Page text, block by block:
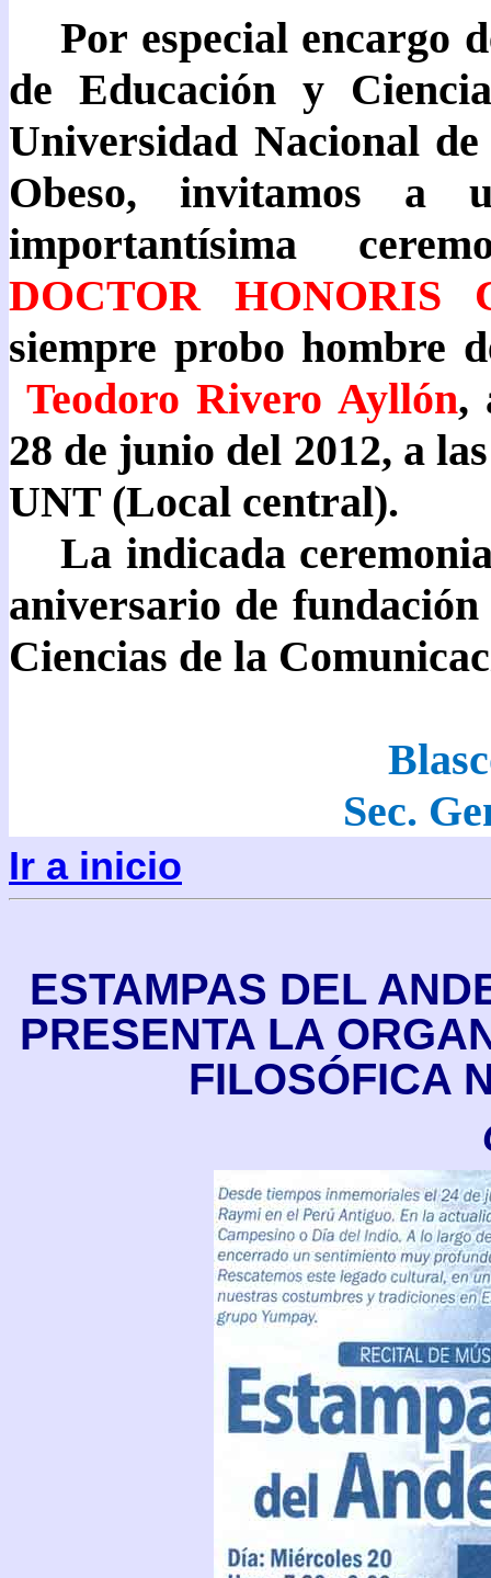
Por especial encargo
de Educación y
Universidad Nacional
Obeso, invitamos a
importantísima
DOCTOR HONORIS
siempre probo hombre
Teodoro Rivero Ayllón,
28 de junio del 2012, a
UNT (Local central).
La indicada
aniversario de
Ciencias de la
Sec.
Ir a inicio
ESTAMPAS DEL
PRESENTA LA
FILOSÓFICA